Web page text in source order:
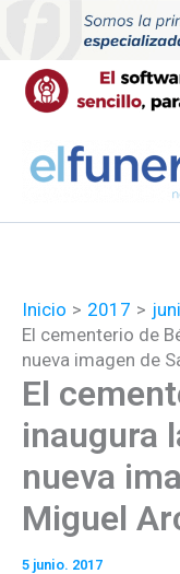
contenido
Inicio 2017
El cementerio de
nueva imagen de
El
inaugura
nueva
Miguel
5 junio. 2017